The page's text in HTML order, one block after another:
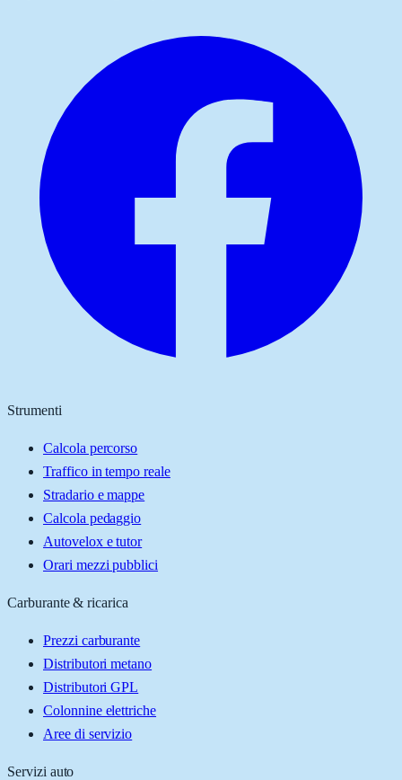
Strumenti
Calcola percorso
Traffico in tempo reale
Stradario e mappe
Calcola pedaggio
Autovelox e tutor
Orari mezzi pubblici
Carburante & ricarica
Prezzi carburante
Distributori metano
Distributori GPL
Colonnine elettriche
Aree di servizio
Servizi auto